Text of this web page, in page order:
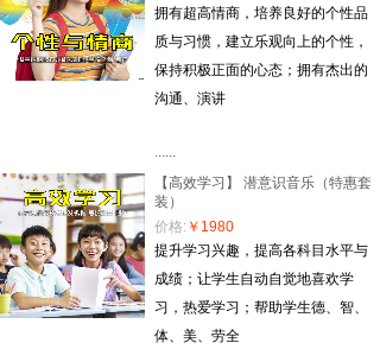
拥有超高情商，培养良好的个性品
质与习惯，建立乐观向上的个性，
保持积极正面的心态；拥有杰出的
沟通、演讲
......
【高效学习】 潜意识音乐（特惠套
装）
价格: ￥1980
提升学习兴趣，提高各科目水平与
成绩；让学生自动自觉地喜欢学
习，热爱学习；帮助学生德、智、
体、美、劳全